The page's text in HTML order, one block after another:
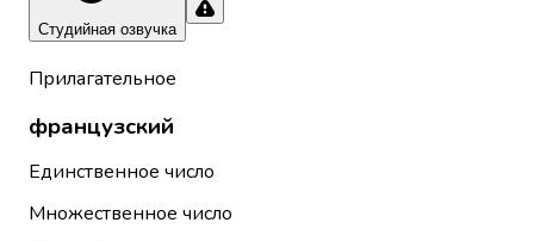
Студийная озвучка
Прилагательное
французский
Единственное число
Множественное число